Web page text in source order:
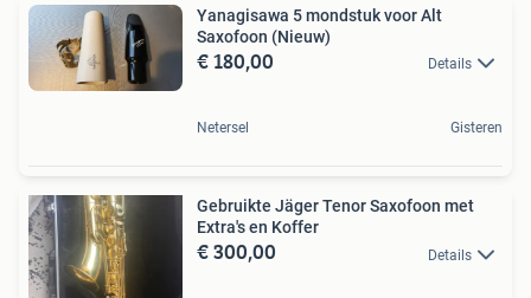
Yanagisawa 5 mondstuk voor Alt
Saxofoon (Nieuw)
€ 180,00 Details
Netersel Gisteren
Gebruikte Jäger Tenor Saxofoon met
Extra's en Koffer
€ 300,00 Details